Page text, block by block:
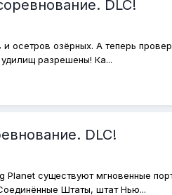
DLC!
осетров озёрных. А теперь
разрешены! Ка...
DLC!
существуют мгновенные
Штаты, штат Нью...